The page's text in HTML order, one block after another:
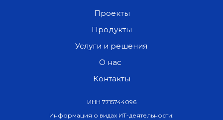
Информация о видах ИТ-деятельности:
ИНН 7715744096
Проекты
Продукты
О нас
Контакты
Услуги и решения